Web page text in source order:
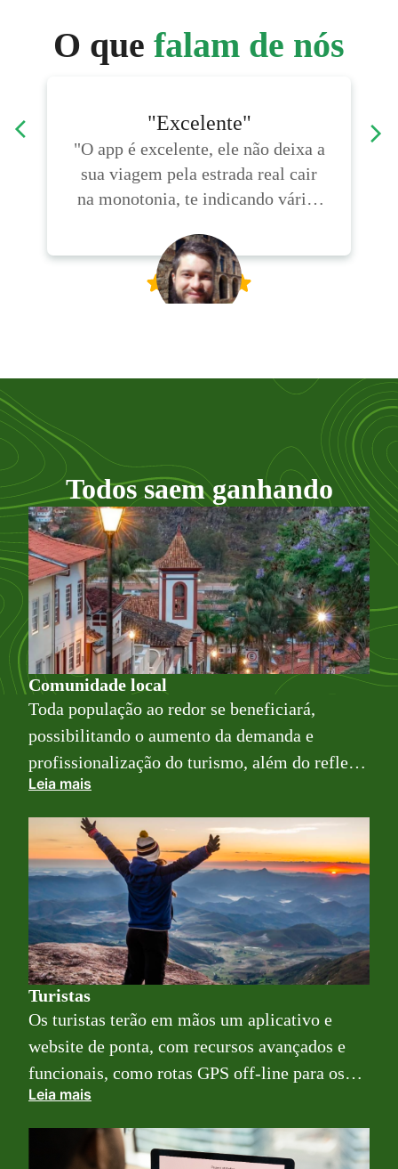
O que falam de nós
"Excelente"
"O app é excelente, ele não deixa a
sua viagem pela estrada real cair
na monotonia, te indicando várias
diferentes propostas de passeio. Já
usei com amigos, com a namorada
e com a família; os
Bernardo
Todos saem ganhando
Comunidade local
Toda população ao redor se beneficiará,
possibilitando o aumento da demanda e
profissionalização do turismo, além do reflexo
direto na qualidade do fluxo turístico, na
geração de mais empregos e desenvolvimento
local sustentável e planejado.
Leia mais
Turistas
Os turistas terão em mãos um aplicativo e
website de ponta, com recursos avançados e
funcionais, como rotas GPS off-line para os
atrativos naturais, dicas sobre o que fazer no
local, todos os serviços como hospedagem,
alimentação, serviços em geral, eventos. Tudo
Leia mais